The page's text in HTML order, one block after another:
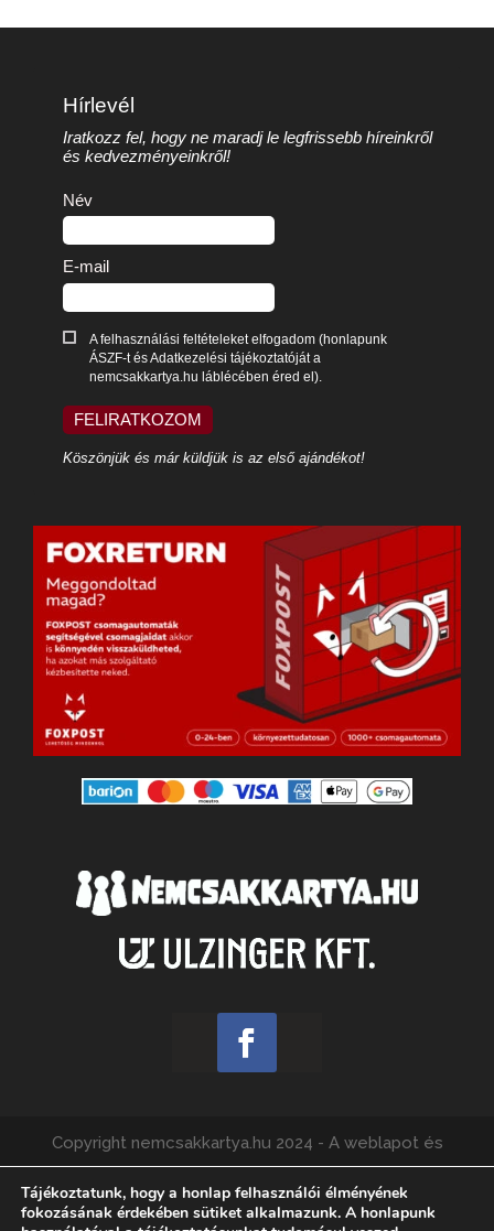
Hírlevél
Iratkozz fel, hogy ne maradj le legfrissebb híreinkről
és kedvezményeinkről!
Név
E-mail
A felhasználási feltételeket elfogadom (honlapunk
ÁSZF-t és Adatkezelési tájékoztatóját a
nemcsakkartya.hu láblécében éred el).
FELIRATKOZOM
Köszönjük és már küldjük is az első ajándékot!
Copyright nemcsakkartya.hu 2024 - A weblapot és
Füzes Ádám.
Tájékoztatunk, hogy a honlap felhasználói élményének
fokozásának érdekében sütiket alkalmazunk. A honlapunk